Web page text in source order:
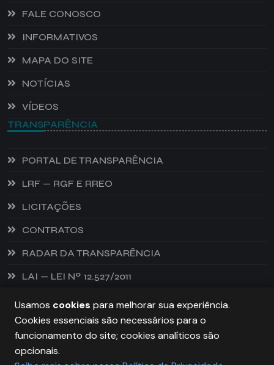
FALE CONOSCO
INFORMATIVOS
MAPA DO SITE
NOTÍCIAS
VÍDEOS
TRANSPARÊNCIA
PORTAL DE TRANSPARÊNCIA
LRF — RGF E RREO
LICITAÇÕES
CONTRATOS
RADAR DA TRANSPARÊNCIA
LAI — LEI Nº 12.527/2011
PREFEITURA DE CASTANHEIRA, TODOS OS DIREITOS
Usamos cookies para melhorar sua experiência.
Cookies essenciais são necessários para o
funcionamento do site; cookies analíticos são
opcionais.